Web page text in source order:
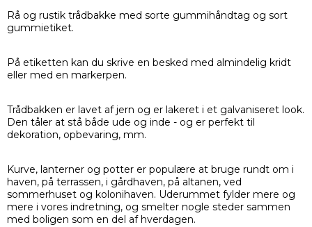
Rå og rustik trådbakke med sorte gummihåndtag og sort
gummietiket.
På etiketten kan du skrive en besked med almindelig kridt
eller med en markerpen.
Trådbakken er lavet af jern og er lakeret i et galvaniseret look.
Den tåler at stå både ude og inde - og er perfekt til
dekoration, opbevaring, mm.
Kurve, lanterner og potter er populære at bruge rundt om i
haven, på terrassen, i gårdhaven, på altanen, ved
sommerhuset og kolonihaven. Uderummet fylder mere og
mere i vores indretning, og smelter nogle steder sammen
med boligen som en del af hverdagen.